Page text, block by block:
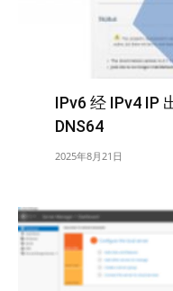
IPv6 经 IPv4 IP
DNS64
2025年8月21日